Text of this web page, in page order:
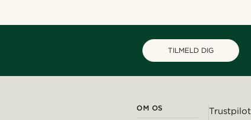
TILMELD DIG
OM OS Trustpilot